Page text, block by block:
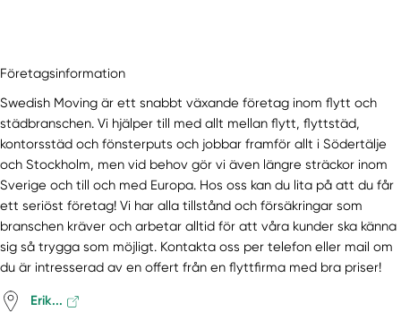
Företagsinformation
Swedish Moving är ett snabbt växande företag inom flytt och
städbranschen. Vi hjälper till med allt mellan flytt, flyttstäd,
kontorsstäd och fönsterputs och jobbar framför allt i Södertälje
och Stockholm, men vid behov gör vi även längre sträckor inom
Sverige och till och med Europa. Hos oss kan du lita på att du får
ett seriöst företag! Vi har alla tillstånd och försäkringar som
branschen kräver och arbetar alltid för att våra kunder ska känna
sig så trygga som möjligt. Kontakta oss per telefon eller mail om
du är intresserad av en offert från en flyttfirma med bra priser!
Erik...